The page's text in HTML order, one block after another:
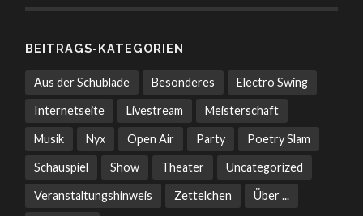
BEITRAGS-KATEGORIEN
Aus der Schublade Besonderes Electro Swing
Internetseite Livestream Meisterschaft
Musik Nyx Open Air Party Poetry Slam
Schauspiel Show Theater Uncategorized
Veranstaltungshinweis Zettelchen Über ...